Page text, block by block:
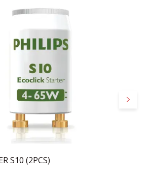
Suivant
S10 (2PCS)